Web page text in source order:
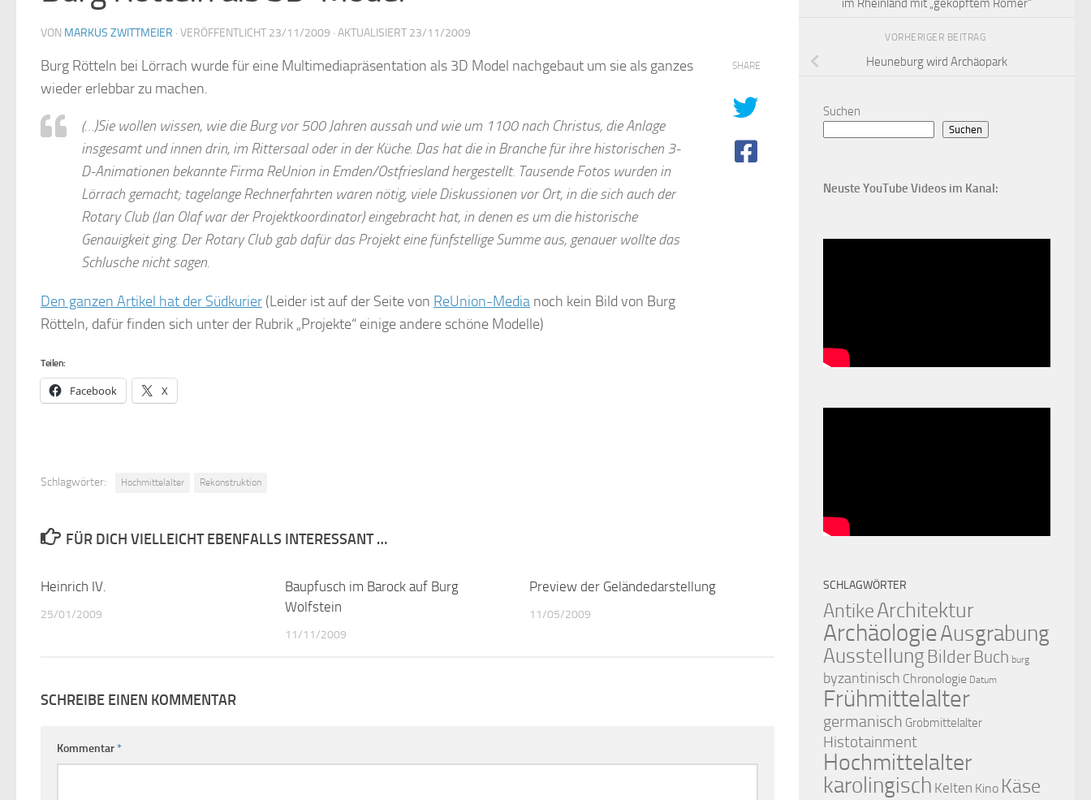
VON MARKUS ZWITTMEIER · VERÖFFENTLICHT 23/11/2009 · AKTUALISIERT 23/11/2009
Burg Rötteln bei Lörrach wurde für eine Multimediapräsentation als 3D Model nachgebaut um sie als ganzes
wieder erlebbar zu machen.
(…)Sie wollen wissen, wie die Burg vor 500 Jahren aussah und wie um 1100 nach Christus, die Anlage
insgesamt und innen drin, im Rittersaal oder in der Küche. Das hat die in Branche für ihre historischen 3-
D-Animationen bekannte Firma ReUnion in Emden/Ostfriesland hergestellt. Tausende Fotos wurden in
Lörrach gemacht; tagelange Rechnerfahrten waren nötig, viele Diskussionen vor Ort, in die sich auch der
Rotary Club (Jan Olaf war der Projektkoordinator) eingebracht hat, in denen es um die historische
Genauigkeit ging. Der Rotary Club gab dafür das Projekt eine fünfstellige Summe aus, genauer wollte das
Schlusche nicht sagen.
Den ganzen Artikel hat der Südkurier (Leider ist auf der Seite von ReUnion-Media noch kein Bild von Burg
Rötteln, dafür finden sich unter der Rubrik „Projekte“ einige andere schöne Modelle)
Teilen:
Facebook X
SHARE
Schlagwörter: Hochmittelalter Rekonstruktion
FÜR DICH VIELLEICHT EBENFALLS INTERESSANT …
Heinrich IV.
25/01/2009
Baupfusch im Barock auf Burg
Wolfstein
11/11/2009
Preview der Geländedarstellung
11/05/2009
SCHREIBE EINEN KOMMENTAR
Kommentar*
im Rheinland mit „geköpftem Römer“
VORHERIGER BEITRAG
Heuneburg wird Archäopark
Suchen
Suchen
Neuste YouTube Videos im Kanal:
SCHLAGWÖRTER
AntikeArchitektur
ArchäologieAusgrabung
AusstellungBilder Buch burg
byzantinisch Chronologie Datum
Frühmittelalter
germanisch Grobmittelalter
Histotainment
Hochmittelalter
karolingisch Kelten Kino Käse